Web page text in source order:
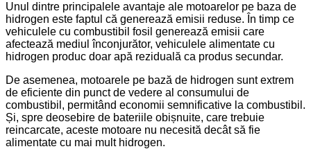
Unul dintre principalele avantaje ale motoarelor pe baza de
hidrogen este faptul că generează emisii reduse. În timp ce
vehiculele cu combustibil fosil generează emisii care
afectează mediul înconjurător, vehiculele alimentate cu
hidrogen produc doar apă reziduală ca produs secundar.
De asemenea, motoarele pe bază de hidrogen sunt extrem
de eficiente din punct de vedere al consumului de
combustibil, permitând economii semnificative la combustibil.
Și, spre deosebire de bateriile obișnuite, care trebuie
reincarcate, aceste motoare nu necesită decât să fie
alimentate cu mai mult hidrogen.